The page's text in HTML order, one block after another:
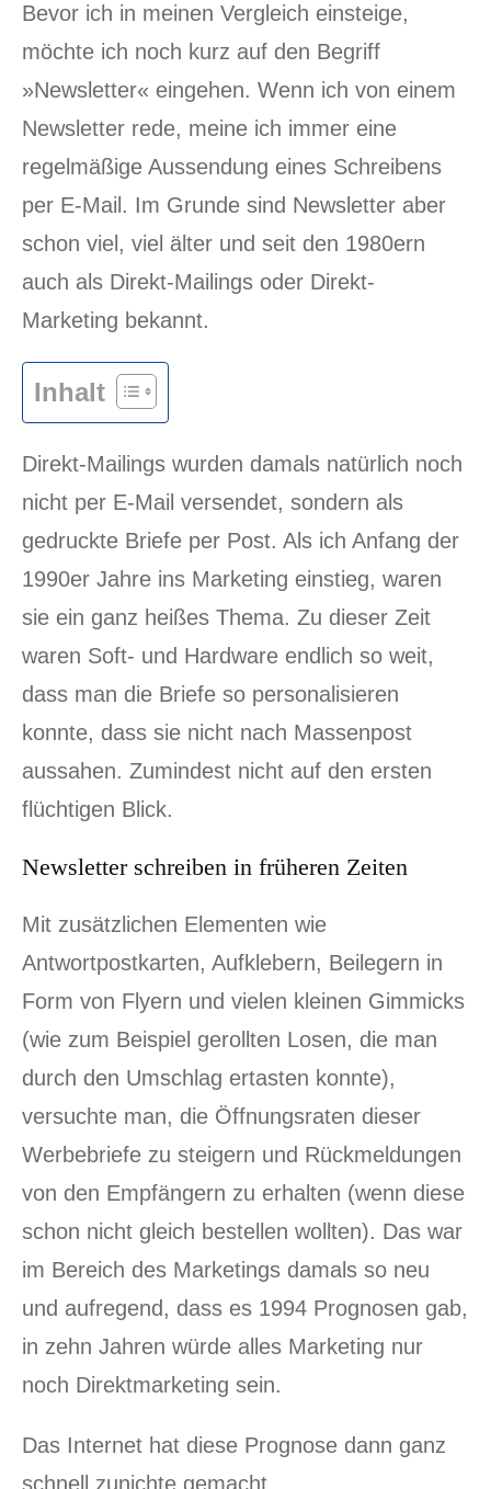
Bevor ich in meinen Vergleich einsteige,
möchte ich noch kurz auf den Begriff
»Newsletter« eingehen. Wenn ich von einem
Newsletter rede, meine ich immer eine
regelmäßige Aussendung eines Schreibens
per E-Mail. Im Grunde sind Newsletter aber
schon viel, viel älter und seit den 1980ern
auch als Direkt-Mailings oder Direkt-
Marketing bekannt.
Inhalt
Direkt-Mailings wurden damals natürlich noch
nicht per E-Mail versendet, sondern als
gedruckte Briefe per Post. Als ich Anfang der
1990er Jahre ins Marketing einstieg, waren
sie ein ganz heißes Thema. Zu dieser Zeit
waren Soft- und Hardware endlich so weit,
dass man die Briefe so personalisieren
konnte, dass sie nicht nach Massenpost
aussahen. Zumindest nicht auf den ersten
flüchtigen Blick.
Newsletter schreiben in früheren Zeiten
Mit zusätzlichen Elementen wie
Antwortpostkarten, Aufklebern, Beilegern in
Form von Flyern und vielen kleinen Gimmicks
(wie zum Beispiel gerollten Losen, die man
durch den Umschlag ertasten konnte),
versuchte man, die Öffnungsraten dieser
Werbebriefe zu steigern und Rückmeldungen
von den Empfängern zu erhalten (wenn diese
schon nicht gleich bestellen wollten). Das war
im Bereich des Marketings damals so neu
und aufregend, dass es 1994 Prognosen gab,
in zehn Jahren würde alles Marketing nur
noch Direktmarketing sein.
Das Internet hat diese Prognose dann ganz
schnell zunichte gemacht.